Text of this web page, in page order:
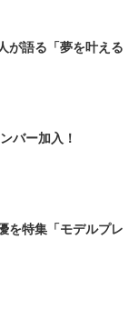
が語る「夢を叶える
バー加入！
を特集「モデルプレ